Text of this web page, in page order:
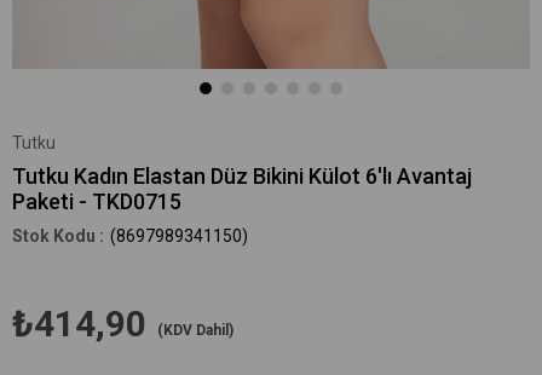
Tutku
Tutku Kadın Elastan Düz Bikini Külot 6'lı Avantaj
Paketi - TKD0715
(8697989341150)
₺414,90 (KDV Dahil)